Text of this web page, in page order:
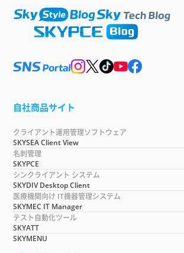
自社商品サイト
クライアント運用管理ソフトウェア
SKYSEA Client View
名刺管理
SKYPCE
シンクライアント システム
SKYDIV Desktop Client
医療機関向け IT機器管理システム
SKYMEC IT Manager
テスト自動化ツール
SKYATT
SKYMENU